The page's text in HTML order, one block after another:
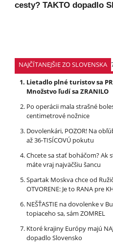
cesty? TAKTO dopadlo
NAJČÍTANEJŠIE ZO SLOVENSKA
Lietadlo plné turistov sa
Množstvo ľudí sa ZRANILO
Po operácii mala strašné
centimetrové nožnice
Dovolenkári, POZOR! Na
až 36-TISÍCOVÚ pokutu
Chcete sa stať boháčom? Ak
máte vraj najväčšiu šancu
Spartak Moskva chce od
OTVORENE: Je to RANA pre
NEŠŤASTIE na dovolenke v
topiaceho sa, sám ZOMREL
Ktoré krajiny Európy majú
dopadlo Slovensko